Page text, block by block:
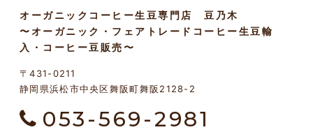
オーガニックコーヒー生豆専門店 豆乃木
〜オーガニック・フェアトレードコーヒー生豆輸
入・コーヒー豆販売〜
〒431-0211
静岡県浜松市中央区舞阪町舞阪2128-2
053-569-2981